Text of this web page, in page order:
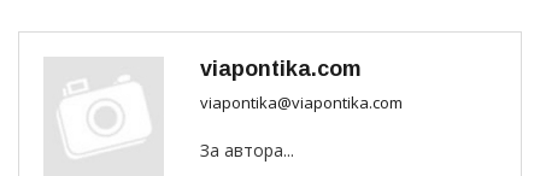
viapontika.com
viapontika@viapontika.com
За автора...